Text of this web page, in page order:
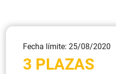
Fecha límite: 25/08/2020
3 PLAZAS